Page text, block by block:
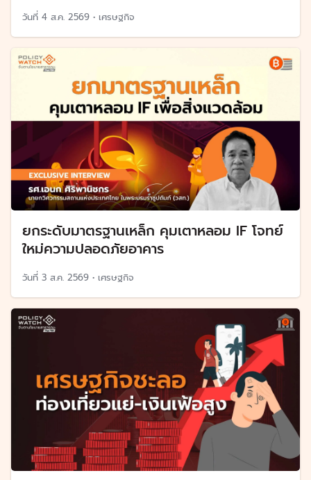
วันที่ 4 ส.ค. 2569 • เศรษฐกิจ
ยกระดับมาตรฐานเหล็ก คุมเตาหลอม IF โจทย์
ใหม่ความปลอดภัยอาคาร
วันที่ 3 ส.ค. 2569 • เศรษฐกิจ